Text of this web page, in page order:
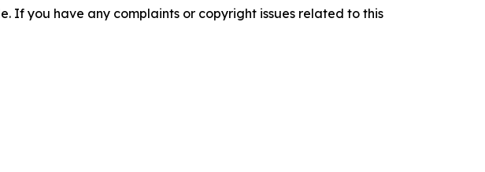
If you have any complaints or copyright issues related to this